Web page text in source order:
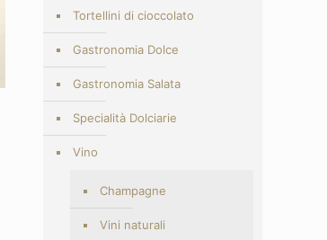
Tortellini di cioccolato
Gastronomia Dolce
Gastronomia Salata
Specialità Dolciarie
Vino
Champagne
Vini naturali